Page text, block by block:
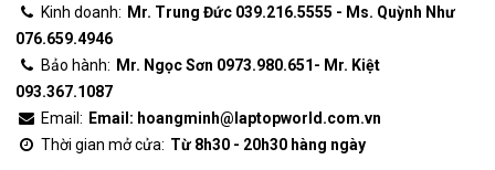
Kinh doanh: Mr. Trung Đức 039.216.5555 - Ms. Quỳnh Như
076.659.4946
Bảo hành: Mr. Ngọc Sơn 0973.980.651- Mr. Kiệt
093.367.1087
Email: Email: hoangminh@laptopworld.com.vn
Thời gian mở cửa: Từ 8h30 - 20h30 hàng ngày